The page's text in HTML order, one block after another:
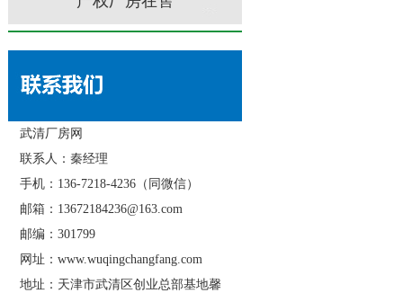
武清厂房网
联系人：秦经理
手机：136-7218-4236（同微信）
邮箱：13672184236@163.com
邮编：301799
网址：www.wuqingchangfang.com
地址：天津市武清区创业总部基地馨